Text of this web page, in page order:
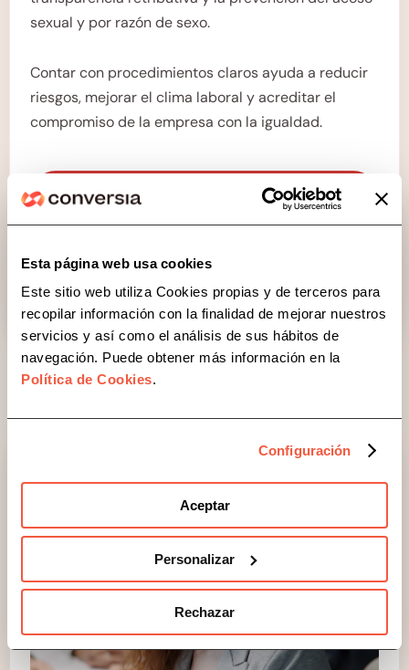
Esta página web usa cookies
Este sitio web utiliza Cookies propias y de terceros para
recopilar información con la finalidad de mejorar nuestros
servicios y así como el análisis de sus hábitos de
navegación. Puede obtener más información en la
Política de Cookies.
Configuración
Aceptar
Personalizar
Rechazar
sexual y por razón de sexo.
Contar con procedimientos claros ayuda a reducir
riesgos, mejorar el clima laboral y acreditar el
compromiso de la empresa con la igualdad.
Igualdad
empresa y a las personas trabajadoras.